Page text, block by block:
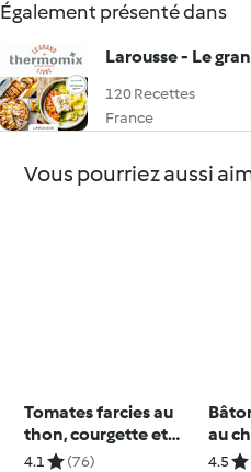
Également présenté dans
Larousse - Le
120 Recettes
France
Vous pourriez aussi
Tomates farcies au
thon, courgette et
menthe
4.1 (76)
au
4.5